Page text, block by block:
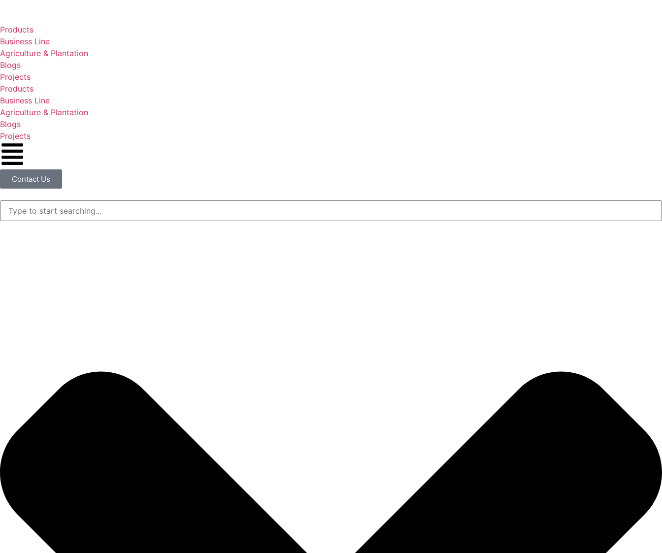
Products
Business Line
Agriculture & Plantation
Blogs
Projects
Products
Business Line
Agriculture & Plantation
Blogs
Projects
Contact Us